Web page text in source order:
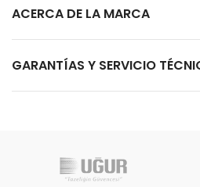
ACERCA DE LA MARCA
GARANTÍAS Y SERVICIO